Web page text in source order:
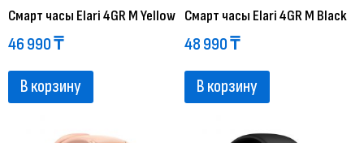
Смарт часы Elari 4GR M Yellow
46 990₸
В корзину
Смарт часы Elari 4GR M Black
48 990₸
В корзину